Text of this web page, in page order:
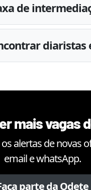
de
diaristas
mais vagas
alertas de novas
email e whatsApp.
parte da Odete